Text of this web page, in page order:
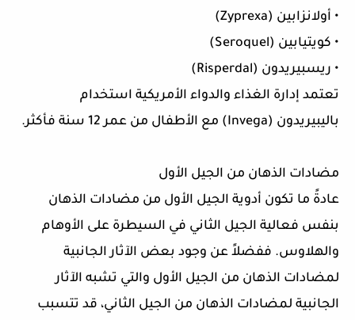
• أولانزابين (Zyprexa)
• كويتيابين (Seroquel)
• ريسبيريدون (Risperdal)
تعتمد إدارة الغذاء والدواء الأمريكية استخدام
باليبيريدون (Invega) مع الأطفال من عمر 12 سنة فأكثر.
مضادات الذهان من الجيل الأول
عادةً ما تكون أدوية الجيل الأول من مضادات الذهان
بنفس فعالية الجيل الثاني في السيطرة على الأوهام
والهلاوس. ففضلاً عن وجود بعض الآثار الجانبية
لمضادات الذهان من الجيل الأول والتي تشبه الآثار
الجانبية لمضادات الذهان من الجيل الثاني، قد تتسبب